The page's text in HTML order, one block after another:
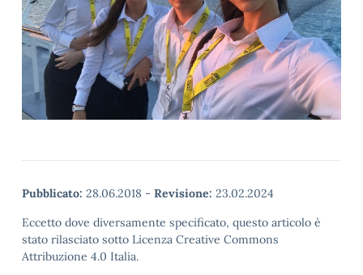
Pubblicato: 28.06.2018 - Revisione: 23.02.2024
Eccetto dove diversamente specificato, questo articolo è
stato rilasciato sotto Licenza Creative Commons
Attribuzione 4.0 Italia.